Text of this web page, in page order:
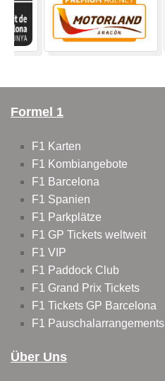
Formel 1
F1 Karten
F1 Kombiangebote
F1 Barcelona
F1 Spanien
F1 Parkplätze
F1 GP Tickets weltweit
F1 VIP
F1 Paddock Club
F1 Grand Prix Tickets
F1 Tickets GP Barcelona
F1 Pauschalarrangements
Über Uns